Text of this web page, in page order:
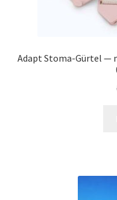
Adapt Stoma-Gürtel —